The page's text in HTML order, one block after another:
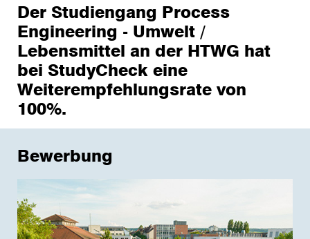
Der Studiengang Process
Engineering - Umwelt /
Lebensmittel an der HTWG hat
bei StudyCheck eine
Weiterempfehlungsrate von
100%.
Bewerbung